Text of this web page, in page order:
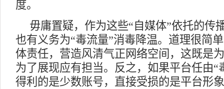
度。
毋庸置疑，作为这些“自媒体”依托的传
也有义务为“毒流量”消毒降温。道理很简
体责任，营造风清气正网络空间，这既是
为了展现应有担当。反之，如果平台任由“
得利的是少数账号，直接受损的是平台形